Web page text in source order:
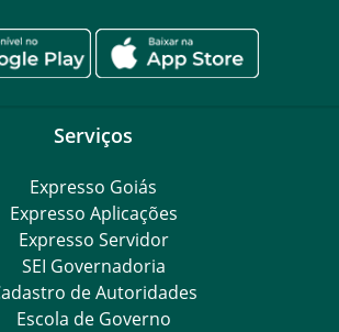
Serviços
Expresso Goiás
Expresso Aplicações
Expresso Servidor
SEI Governadoria
de Autoridades
Escola de Governo